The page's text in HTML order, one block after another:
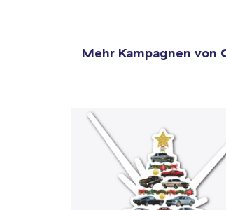
Mehr Kampagnen von